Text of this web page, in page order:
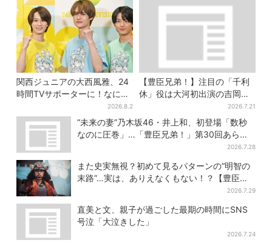
関西ジュニアの大西風雅、24
時間TVサポーターに！なにわ
男子・藤原丈一郎からの応援
メッセージを告白
2026.8.2
【豊臣兄弟！】注目の「千利
休」役は大河初出演の吉岡秀
2026.7.21
“未来の妻”乃木坂46・井上和、初登場「数秒
なのに圧巻」…「豊臣兄弟！」第30回あらす
2026.7.28
また史実無視？初めて見るパターンの“明智の
末路”…実は、ありえなくもない！？【豊臣兄
2026.7.29
直美と文、親子が過ごした最期の時間にSNS
号泣「大泣きした」
2026.7.24